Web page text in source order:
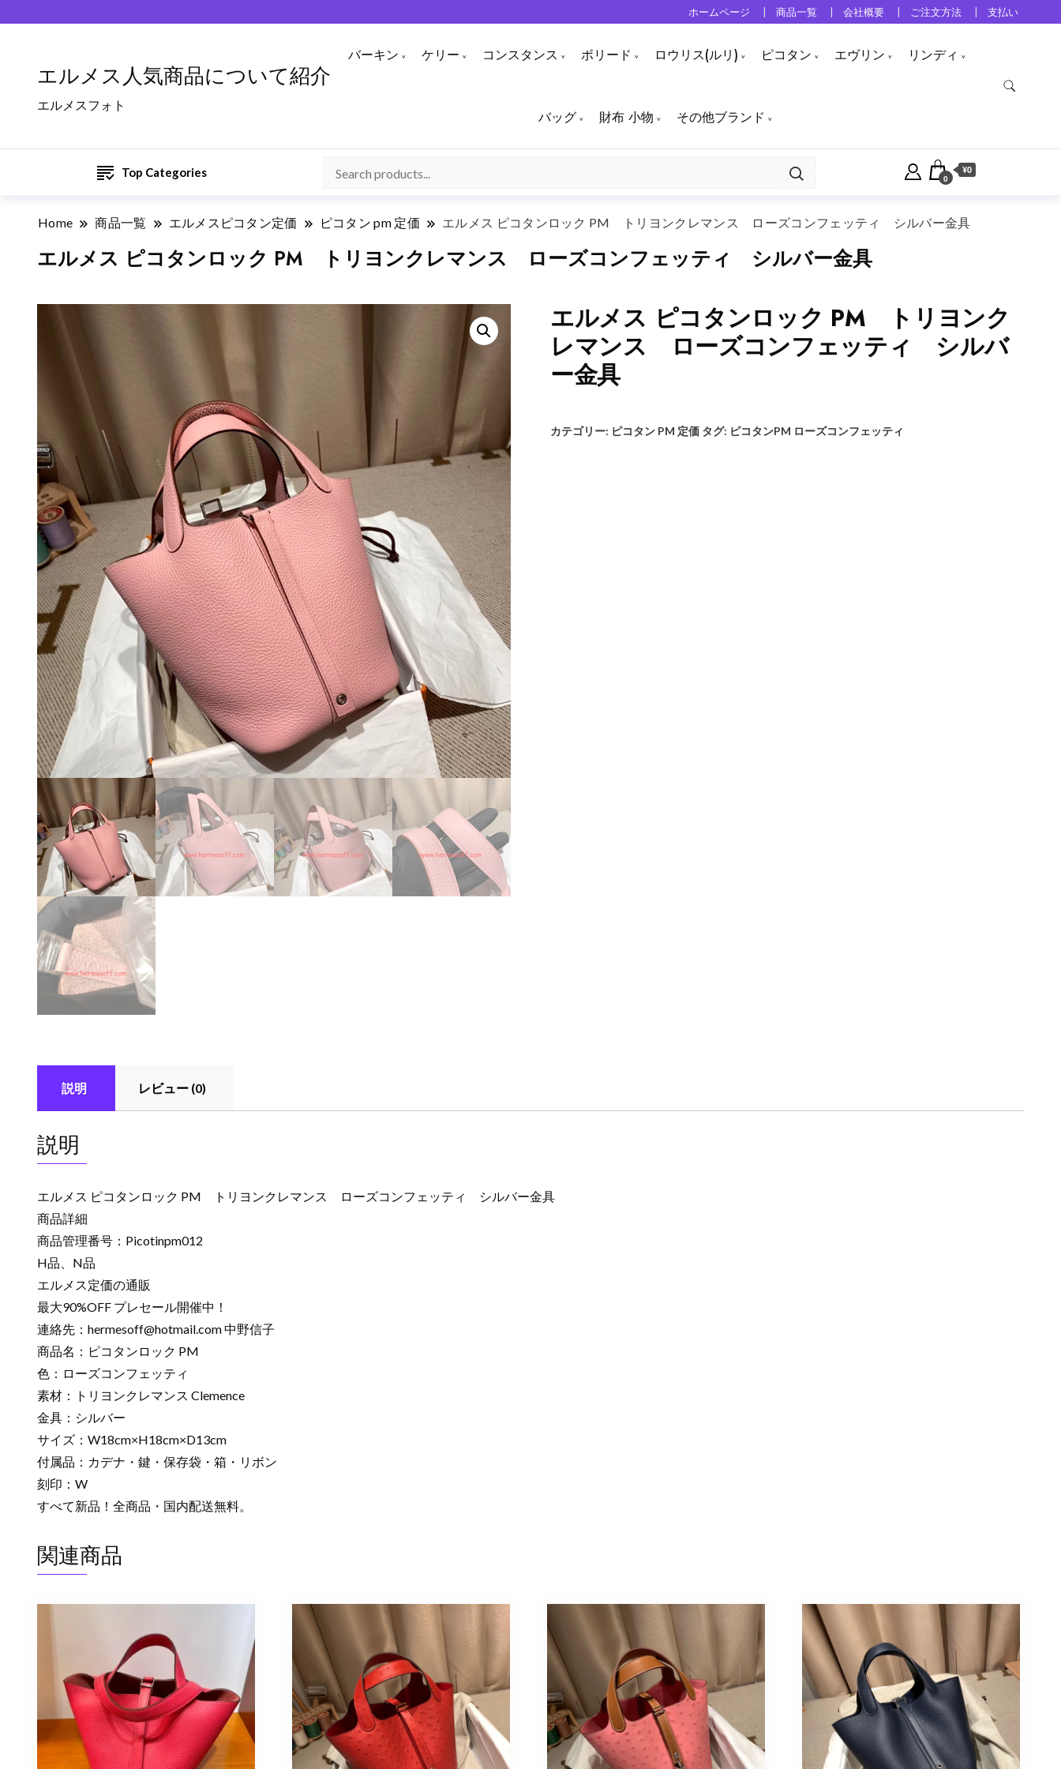
ホームページ 商品一覧 会社概要 ご注文方法 支払い
エルメス人気商品について紹介
エルメスフォト
バーキン ケリー コンスタンス ボリード ロウリス(ルリ) ピコタン エヴリン リンディ
バッグ 財布 小物 その他ブランド
Top Categories 0
¥0
Home 商品一覧 エルメスピコタン定価 ピコタン pm 定価 エルメス ピコタンロック PM トリヨンクレマンス ローズコンフェッティ シルバー金具
エルメス ピコタンロック PM トリヨンクレマンス ローズコンフェッティ シルバー金具
エルメス ピコタンロック PM トリヨンク
レマンス ローズコンフェッティ シルバ
ー金具
カテゴリー: ピコタン PM 定価 タグ: ピコタンPM ローズコンフェッティ
説明 レビュー (0)
説明
エルメス ピコタンロック PM トリヨンクレマンス ローズコンフェッティ シルバー金具
商品詳細
商品管理番号：Picotinpm012
H品、N品
エルメス定価の通販
最大90%OFF プレセール開催中！
連絡先： hermesoff@hotmail.com中野信子
商品名：ピコタンロック PM
色：ローズコンフェッティ
素材：トリヨンクレマンス Clemence
金具：シルバー
サイズ：W18cm×H18cm×D13cm
付属品：カデナ・鍵・保存袋・箱・リボン
刻印：W
すべて新品！全商品・国内配送無料。
関連商品